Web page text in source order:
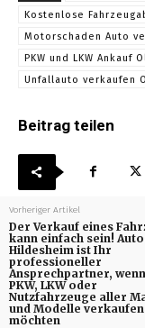
Kostenlose
Motorschaden Auto
PKW und LKW Ankauf
Unfallauto verkaufen
Beitrag teilen
Vorheriger Artikel
Der Verkauf eines
kann einfach sein!
Hildesheim ist Ihr
professioneller
Ansprechpartner,
PKW, LKW oder
Nutzfahrzeuge aller
und Modelle verkaufen
möchten